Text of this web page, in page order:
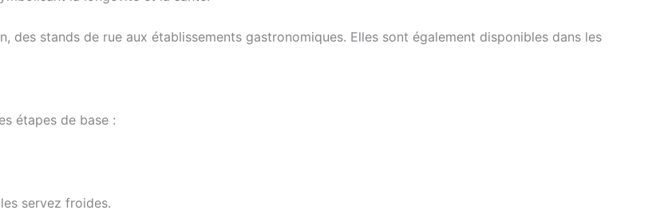
des stands de rue aux établissements gastronomiques. Elles sont également disponibles dans les
étapes de base :
servez froides.